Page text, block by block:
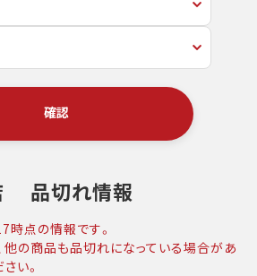
確認
品切れ情報
時点の情報です。
他の商品も品切れになっている場合があ
い。